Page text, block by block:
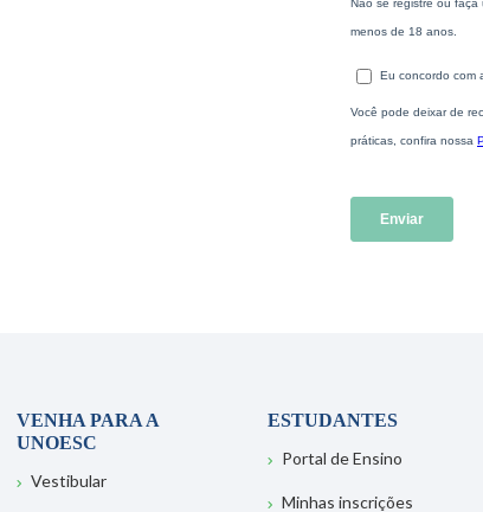
VENHA PARA A
UNOESC
Vestibular
ESTUDANTES
Portal de Ensino
Minhas inscrições